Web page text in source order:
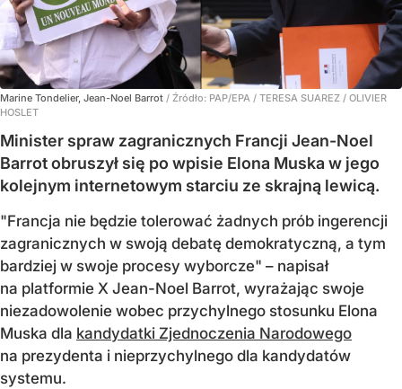
Marine Tondelier, Jean-Noel Barrot / Źródło: PAP/EPA / TERESA SUAREZ / OLIVIER
HOSLET
Minister spraw zagranicznych Francji Jean-Noel
Barrot obruszył się po wpisie Elona Muska w jego
kolejnym internetowym starciu ze skrajną lewicą.
"Francja nie będzie tolerować żadnych prób ingerencji
zagranicznych w swoją debatę demokratyczną, a tym
bardziej w swoje procesy wyborcze" – napisał
na platformie X Jean-Noel Barrot, wyrażając swoje
niezadowolenie wobec przychylnego stosunku Elona
Muska dla kandydatki Zjednoczenia Narodowego
na prezydenta i nieprzychylnego dla kandydatów
systemu.